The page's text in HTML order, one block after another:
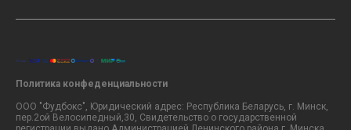
Политика конфеденциальности
ООО "Фудбокс", Юридический адрес: Республика Беларусь, г. Минск,
пер.2ой Велосипедный,30, Свидетельство о государственной